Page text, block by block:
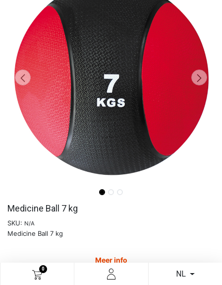
0
NL
Medicine Ball 7 kg
SKU: N/A
Medicine Ball 7 kg
Meer info
64,66